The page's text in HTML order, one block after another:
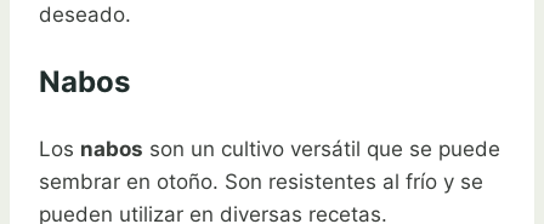
deseado.
Nabos
Los nabos son un cultivo versátil que se puede
sembrar en otoño. Son resistentes al frío y se
pueden utilizar en diversas recetas.